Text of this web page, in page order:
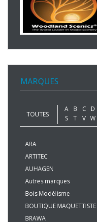
MARQUES
TOUTES
A B C D
S
T V W
ARA
ARTITEC
AUHAGEN
Autres marques
Bois Modélisme
BOUTIQUE MAQUETTISTE
BRAWA